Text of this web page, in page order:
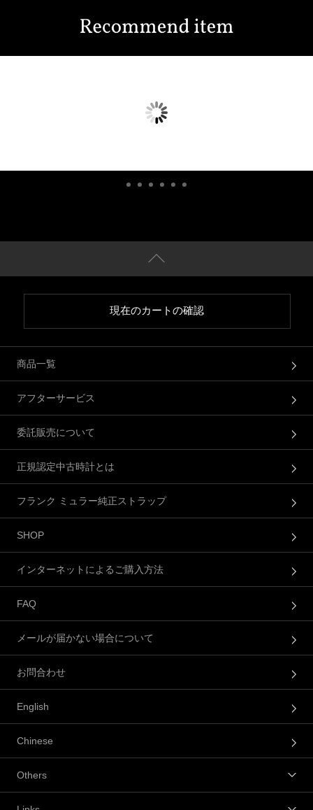
現在のカートの確認
商品一覧
アフターサービス
委託販売について
正規認定中古時計とは
フランク ミュラー純正ストラップ
SHOP
インターネットによるご購入方法
FAQ
メールが届かない場合について
お問合わせ
English
Chinese
Others